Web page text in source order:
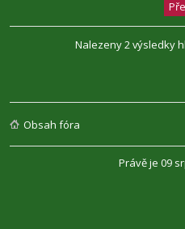
Nalezeny 2 výsledky
Obsah fóra
Právě je 09